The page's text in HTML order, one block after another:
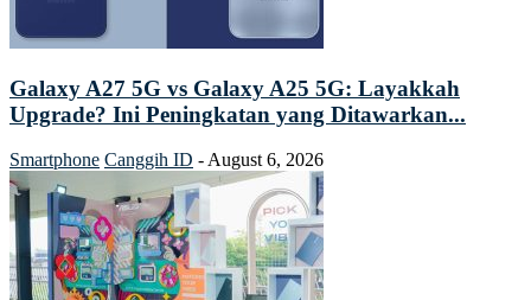
Galaxy A27 5G vs Galaxy A25 5G: Layakkah
Upgrade? Ini Peningkatan yang Ditawarkan...
Smartphone Canggih ID - August 6, 2026